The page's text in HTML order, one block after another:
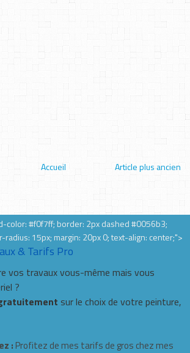
Article plus ancien
Accueil
color: #f0f7ff; border: 2px dashed #0056b3;
radius: 15px; margin: 20px 0; text-align: center;">
& Tarifs Pro
vos travaux vous-même mais vous
?
sur le choix de votre peinture,
: Profitez de mes tarifs de gros chez mes